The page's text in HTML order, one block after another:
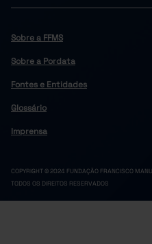
Sobre a FFMS
Sobre a Pordata
Fontes e Entidades
Glossário
Imprensa
COPYRIGHT © 2024 FUNDAÇÃO FRANCISCO
TODOS OS DIREITOS RESERVADOS